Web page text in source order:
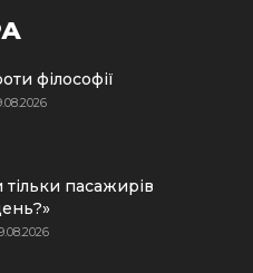
філософії
тільки пасажирів